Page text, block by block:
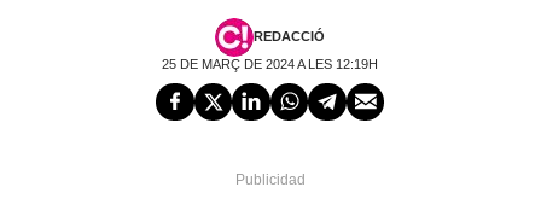
REDACCIÓ
25 DE MARÇ DE 2024 A LES 12:19H